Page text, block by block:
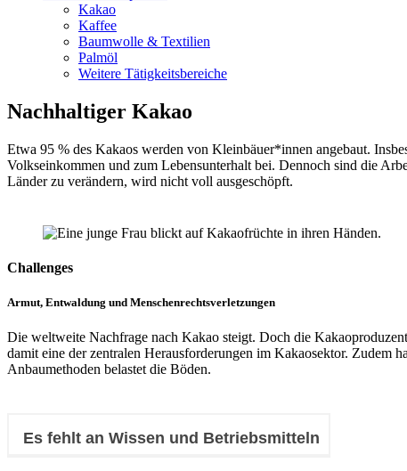
Kakao
Kaffee
Baumwolle & Textilien
Palmöl
Weitere Tätigkeitsbereiche
Nachhaltiger Kakao
Etwa 95 % des Kakaos werden von Kleinbäuer*innen angebaut.
Volkseinkommen und zum Lebensunterhalt bei. Dennoch sind die
Länder zu verändern, wird nicht voll ausgeschöpft.
Challenges
Armut, Entwaldung und Menschenrechtsverletzungen
Die weltweite Nachfrage nach Kakao steigt. Doch die
damit eine der zentralen Herausforderungen im Kakaosektor. Zudem
Anbaumethoden belastet die Böden.
Es fehlt an Wissen und Betriebsmitteln